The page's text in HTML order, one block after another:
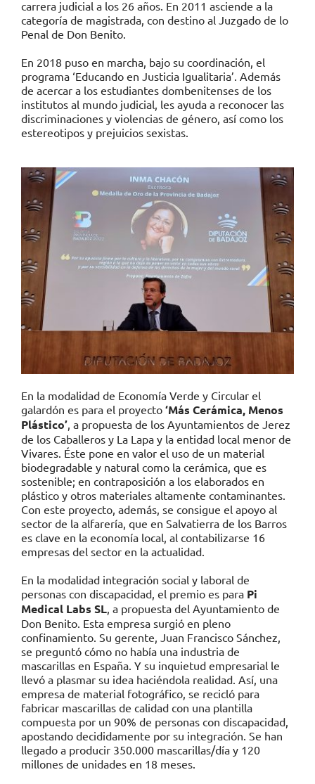
carrera judicial a los 26 años. En 2011 asciende a la
categoría de magistrada, con destino al Juzgado de lo
Penal de Don Benito.
En 2018 puso en marcha, bajo su coordinación, el
programa ‘Educando en Justicia Igualitaria’. Además
de acercar a los estudiantes dombenitenses de los
institutos al mundo judicial, les ayuda a reconocer las
discriminaciones y violencias de género, así como los
estereotipos y prejuicios sexistas.
En la modalidad de Economía Verde y Circular el
galardón es para el proyecto ‘Más Cerámica, Menos
Plástico’, a propuesta de los Ayuntamientos de Jerez
de los Caballeros y La Lapa y la entidad local menor de
Vivares. Éste pone en valor el uso de un material
biodegradable y natural como la cerámica, que es
sostenible; en contraposición a los elaborados en
plástico y otros materiales altamente contaminantes.
Con este proyecto, además, se consigue el apoyo al
sector de la alfarería, que en Salvatierra de los Barros
es clave en la economía local, al contabilizarse 16
empresas del sector en la actualidad.
En la modalidad integración social y laboral de
personas con discapacidad, el premio es paraPi
Medical Labs SL, a propuesta del Ayuntamiento de
Don Benito. Esta empresa surgió en pleno
confinamiento. Su gerente, Juan Francisco Sánchez,
se preguntó cómo no había una industria de
mascarillas en España. Y su inquietud empresarial le
llevó a plasmar su idea haciéndola realidad. Así, una
empresa de material fotográfico, se recicló para
fabricar mascarillas de calidad con una plantilla
compuesta por un 90% de personas con discapacidad,
apostando decididamente por su integración. Se han
llegado a producir 350.000 mascarillas/día y 120
millones de unidades en 18 meses.